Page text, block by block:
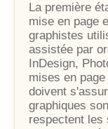
La première
mise en page
graphistes
assistée par
InDesign,
mises en
doivent
graphiques
respectent les